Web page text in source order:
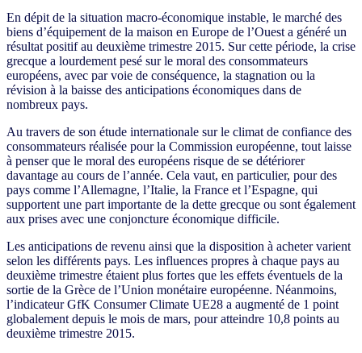
En dépit de la situation macro-économique instable, le marché des
biens d’équipement de la maison en Europe de l’Ouest a généré un
résultat positif au deuxième trimestre 2015. Sur cette période, la crise
grecque a lourdement pesé sur le moral des consommateurs
européens, avec par voie de conséquence, la stagnation ou la
révision à la baisse des anticipations économiques dans de
nombreux pays.
Au travers de son étude internationale sur le climat de confiance des
consommateurs réalisée pour la Commission européenne, tout laisse
à penser que le moral des européens risque de se détériorer
davantage au cours de l’année. Cela vaut, en particulier, pour des
pays comme l’Allemagne, l’Italie, la France et l’Espagne, qui
supportent une part importante de la dette grecque ou sont également
aux prises avec une conjoncture économique difficile.
Les anticipations de revenu ainsi que la disposition à acheter varient
selon les différents pays. Les influences propres à chaque pays au
deuxième trimestre étaient plus fortes que les effets éventuels de la
sortie de la Grèce de l’Union monétaire européenne. Néanmoins,
l’indicateur GfK Consumer Climate UE28 a augmenté de 1 point
globalement depuis le mois de mars, pour atteindre 10,8 points au
deuxième trimestre 2015.